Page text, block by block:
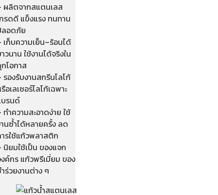
ผลิตจากสแตนเลส
รดดี แข็งแรง ทนทาน
อดภัย
เก็บความเย็น–ร้อนได้
วนาน ใช้งานได้จริงใน
โอกาส
รองรับงานสกรีนโลโก้
อเลเซอร์โลโก้เฉพาะ
รนด์
ทำความสะอาดง่าย ใช้
นซ้ำได้หลายครั้ง ลด
รใช้แก้วพลาสติก
นิยมใช้เป็น ของแจก
ค์กร แก้วพรีเมี่ยม ของ
ร่วยงานต่าง ๆ